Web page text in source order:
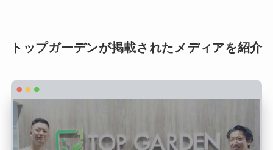
トップガーデンが掲載されたメディアを紹介